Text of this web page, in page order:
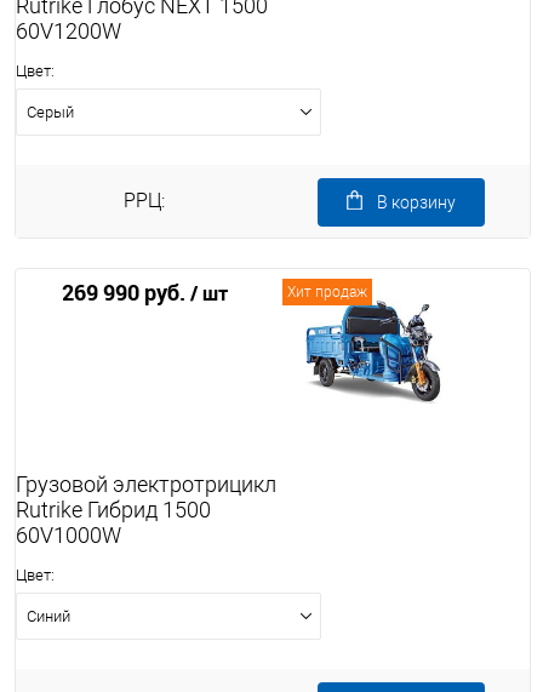
Rutrike Глобус NEXT 1500
60V1200W
Цвет:
Серый
РРЦ:
269 990 руб. / шт
В корзину
Хит продаж
Грузовой электротрицикл
Rutrike Гибрид 1500
60V1000W
Цвет:
Синий